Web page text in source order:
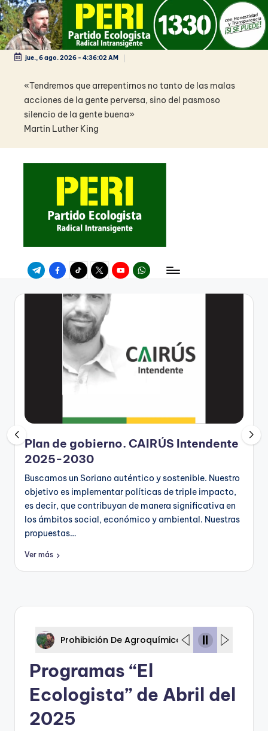
Saltar
al
contenidojue., 6 ago. 2026- 4:36:03 AM
«Tendremos que arrepentirnos no tanto de las malas
acciones de la gente perversa, sino del pasmoso
silencio de la gente buena»
Martin Luther King
TelegramFacebookTikTokTwitterYoutubeWhatsApp
Plan de gobierno. CAIRÚS Intendente
2025-2030
Buscamos un Soriano auténtico y sostenible. Nuestro
objetivo es implementar políticas de triple impacto,
es decir, que contribuyan de manera significativa en
los ámbitos social, económico y ambiental. Nuestras
propuestas…
Ver más
Prohibición De Agroquímicos – Proyecto De
Programas “El
Ecologista” de Abril del
2025